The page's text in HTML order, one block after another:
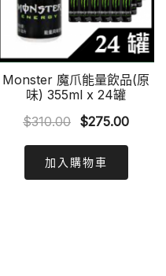
Monster 魔爪能量飲品(原
味) 355ml x 24罐
$310.00 Original
was:
$310.00.
$275.00
加入購物車